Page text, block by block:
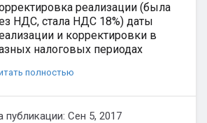
реализации (была
НДС, стала НДС 18%) даты
и корректировки в
налоговых периодах
полностью
публикации: Сен 5, 2017